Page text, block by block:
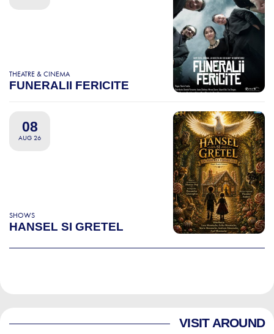
THEATRE & CINEMA
FUNERALII FERICITE
08
AUG 26
SHOWS
HANSEL SI GRETEL
VISIT AROUND